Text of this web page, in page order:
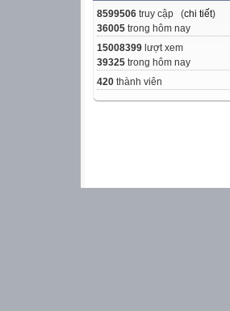
8599506 truy cập (chi tiết)
36005 trong hôm nay
15008399 lượt xem
39325 trong hôm nay
420 thành viên